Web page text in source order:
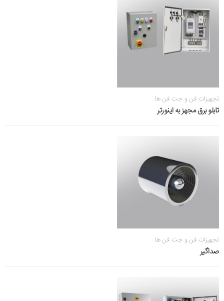
تجهیزات فن و جت فن ها
تابلو برق مجهز به اینورتر
تجهیزات فن و جت فن ها
صداگیر